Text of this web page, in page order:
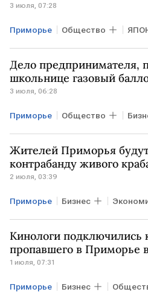
3 июля, 07:28
Приморье Общество
ПРИМОРСКИЙ КРАЙ
Дело предпринимателя,
школьнице газовый
3 июля, 06:28
Приморье Общество
Экономика
Жителей Приморья
контрабанду живого
2 июля, 03:39
Приморье Бизнес
Общество РФ УМВД
Кинологи подключились
пропавшего в Приморье
1 июля, 07:31
Приморье Бизнес